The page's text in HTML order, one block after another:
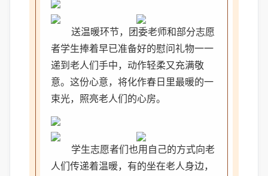
送温暖环节，团委老师和部分志愿
者学生捧着早已准备好的慰问礼物一一
递到老人们手中，动作轻柔又充满敬
意。这份心意，将化作春日里最暖的一
束光，照亮老人们的心房。
学生志愿者们也用自己的方式向老
人们传递着温暖，有的坐在老人身边，